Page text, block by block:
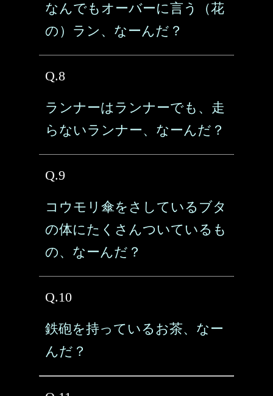
なんでもオーバーに言う（花
の）ラン、なーんだ？
Q.8
ランナーはランナーでも、走
らないランナー、なーんだ？
Q.9
コウモリ傘をさしているブタ
の体にたくさんついているも
の、なーんだ？
Q.10
鉄砲を持っているお茶、なー
んだ？